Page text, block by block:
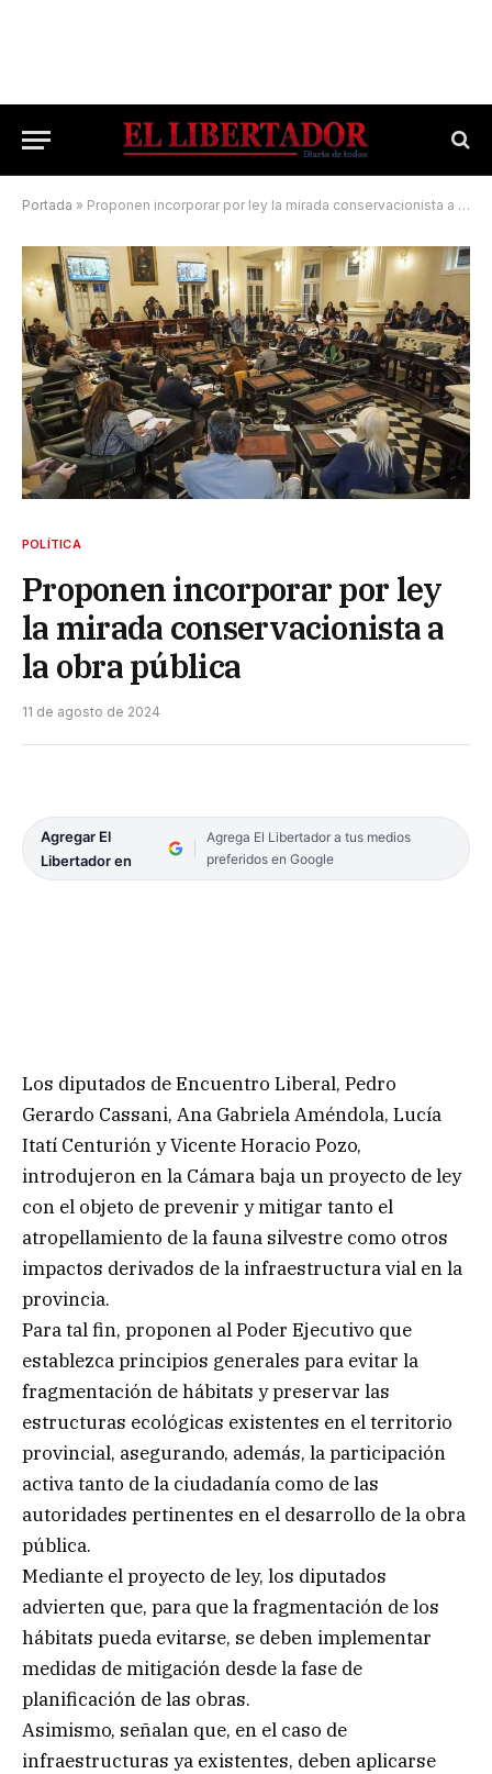
Portada » Proponen incorporar por ley la mirada conservacionista a la obra pública
POLÍTICA
Proponen incorporar por ley
la mirada conservacionista a
la obra pública
11 de agosto de 2024
Agregar El
Libertador en
Agrega El Libertador a tus medios
preferidos en Google
Los diputados de Encuentro Liberal, Pedro
Gerardo Cassani, Ana Gabriela Améndola, Lucía
Itatí Centurión y Vicente Horacio Pozo,
introdujeron en la Cámara baja un proyecto de ley
con el objeto de prevenir y mitigar tanto el
atropellamiento de la fauna silvestre como otros
impactos derivados de la infraestructura vial en la
provincia.
Para tal fin, proponen al Poder Ejecutivo que
establezca principios generales para evitar la
fragmentación de hábitats y preservar las
estructuras ecológicas existentes en el territorio
provincial, asegurando, además, la participación
activa tanto de la ciudadanía como de las
autoridades pertinentes en el desarrollo de la obra
pública.
Mediante el proyecto de ley, los diputados
advierten que, para que la fragmentación de los
hábitats pueda evitarse, se deben implementar
medidas de mitigación desde la fase de
planificación de las obras.
Asimismo, señalan que, en el caso de
infraestructuras ya existentes, deben aplicarse